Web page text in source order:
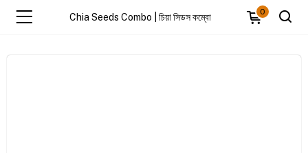
Chia Seeds Combo | চিয়া সিডস কম্বো
0